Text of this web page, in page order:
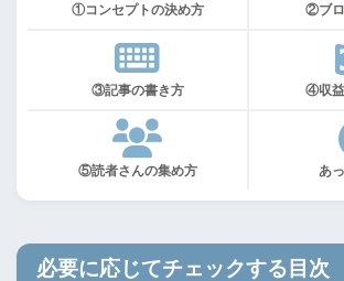
①コンセプトの決め方 ②ブ
③記事の書き方 ④収
⑤読者さんの集め方 あ
必要に応じてチェックする目次